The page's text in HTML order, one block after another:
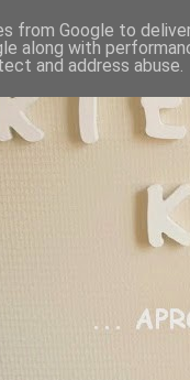
from Google to
along with
and address abuse.